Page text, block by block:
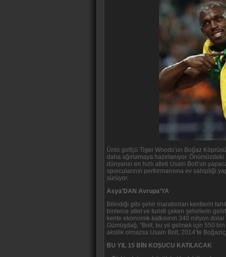
Ünlü golfçü Tiger Woods’un Boğaz
daha ağırlamaya hazırlanıyor.
dünyanın en hızlı atleti Usain Bolt’un
sporcularının performansına ev sahipliği
sürüyor.
Asya’DAN Avrupa’YA
Bilindiği gibi şehir maratonları kentlerin
binlerce atlet ve turisti çeken şehirlerin
kente ekonomik katkısının 340 milyon
Gümüşdağ, “Bolt, bu yıl gelmek için 550
aksilik olmazsa Usain Bolt, 2014’te
BU YIL 15 BİN KOŞUCU KATILACAK